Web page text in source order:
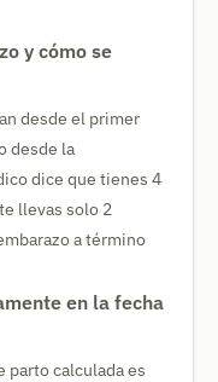
y cómo se
desde el primer
desde la
dice que tienes 4
llevas solo 2
a término
en la fecha
parto calculada es